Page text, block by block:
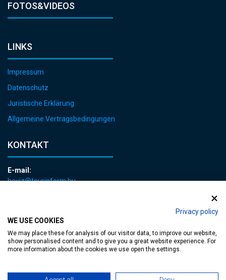
Privacy policy
WE USE COOKIES
We may place these for analysis of our visitor data, to improve our website,
show personalised content and to give you a great website experience. For
more information about the cookies we use open the settings.
FOTOS&VIDEOS
LINKS
Impressum
Datenschutz
Juristische Erklärung
Allgemeine Vertragsbedingungen
KONTAKT
E-mail:
heviz@tourinform.hu
zugängliche Webseite| Copyright © 2024 Hévíz Város Önkormányzata,